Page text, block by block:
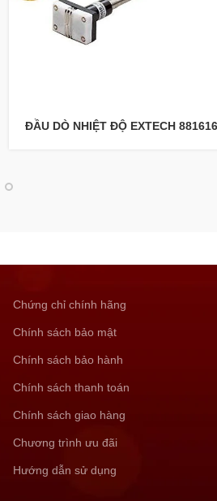
ĐẦU DÒ NHIỆT ĐỘ EXTECH 881616
Chứng chỉ chính hãng
Chính sách bảo mật
Chính sách bảo hành
Chính sách thanh toán
Chính sách giao hàng
Chương trình ưu đãi
Hướng dẫn sử dụng